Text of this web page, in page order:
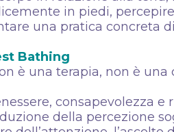
in piedi,
una pratica concreta
Bathing
è una terapia, non è
consapevolezza
della percezione